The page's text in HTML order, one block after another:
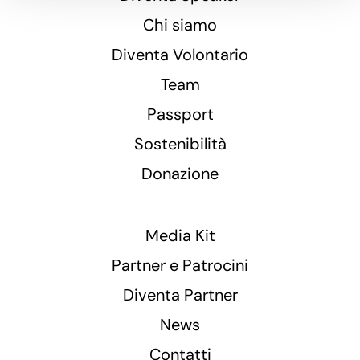
Chi siamo
Diventa Volontario
Team
Passport
Sostenibilità
Donazione
Media Kit
Partner e Patrocini
Diventa Partner
News
Contatti